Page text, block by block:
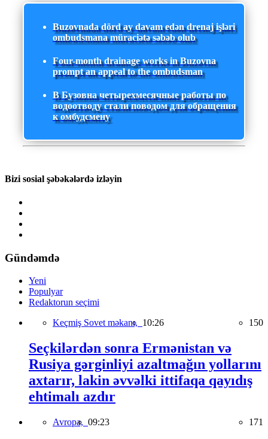
Buzovnada dörd ay davam edən drenaj işləri
ombudsmana müraciətə səbəb olub
Four-month drainage works in Buzovna
prompt an appeal to the ombudsman
В Бузовна четырехмесячные работы по
водоотводу стали поводом для обращения
к омбудсмену
Bizi sosial şəbəkələrdə izləyin
Gündəmdə
Yeni
Populyar
Redaktorun seçimi
Keçmiş Sovet məkanı, 10:26 150
Seçkilərdən sonra Ermənistan və
Rusiya gərginliyi azaltmağın yollarını
axtarır, lakin əvvəlki ittifaqa qayıdış
ehtimalı azdır
Avropa, 09:23 171